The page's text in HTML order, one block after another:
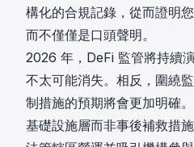
構化的合規記錄，從而證明
而不僅僅是口頭聲明。
2026 年，DeFi 監管將持續
不太可能消失。相反，圍繞
制措施的預期將會更加明確
基礎設施層而非事後補救措